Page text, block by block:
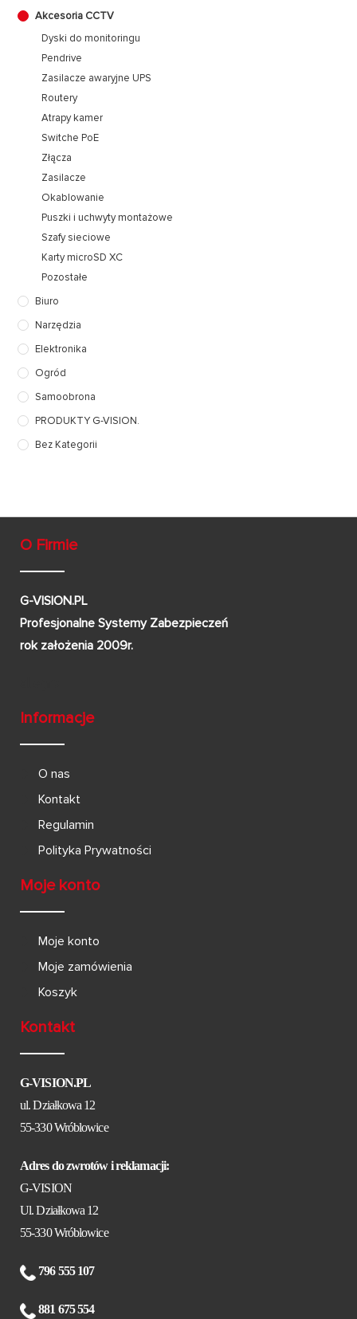
Akcesoria CCTV
Dyski do monitoringu
Pendrive
Zasilacze awaryjne UPS
Routery
Atrapy kamer
Switche PoE
Złącza
Zasilacze
Okablowanie
Puszki i uchwyty montażowe
Szafy sieciowe
Karty microSD XC
Pozostałe
Biuro
Narzędzia
Elektronika
Ogród
Samoobrona
PRODUKTY G-VISION.
Bez Kategorii
O Firmie
G-VISION.PL
Profesjonalne Systemy Zabezpieczeń
rok założenia 2009r.
Informacje
O nas
Kontakt
Regulamin
Polityka Prywatności
Moje konto
Moje konto
Moje zamówienia
Koszyk
Kontakt
G-VISION.PL
ul. Działkowa 12
55-330 Wróblowice
Adres do zwrotów i reklamacji:
G-VISION
Ul. Działkowa 12
55-330 Wróblowice
796 555 107
881 675 554